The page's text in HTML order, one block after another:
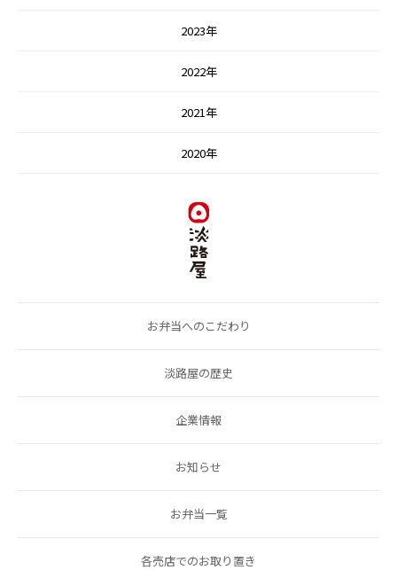
2023年
2022年
2021年
2020年
お弁当へのこだわり
淡路屋の歴史
企業情報
お知らせ
お弁当一覧
各売店でのお取り置き